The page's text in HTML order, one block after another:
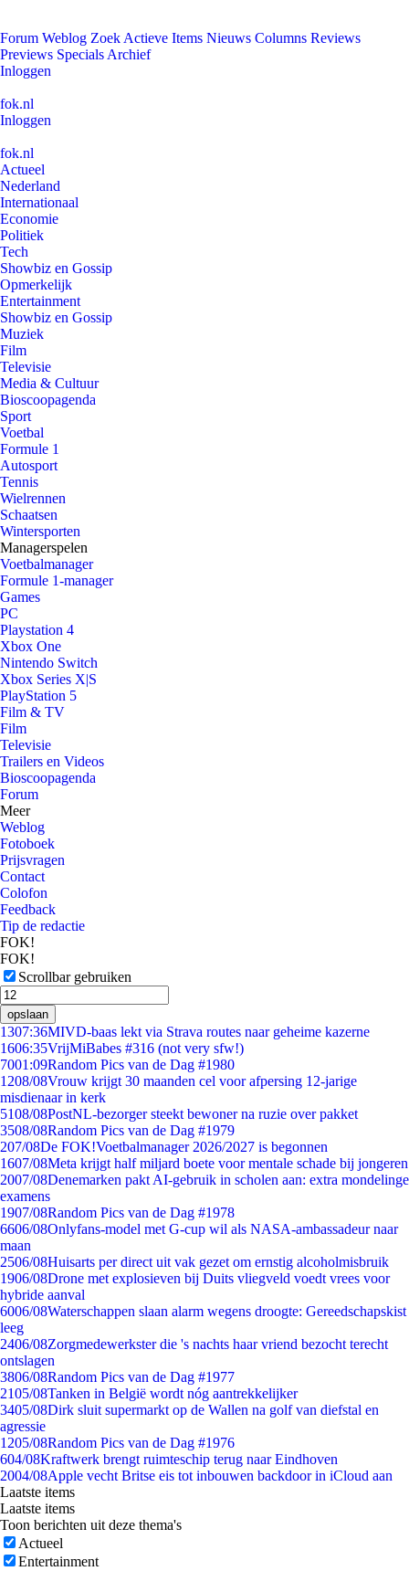
Forum Weblog Zoek Actieve Items Nieuws Columns Reviews
Previews Specials Archief
Inloggen
fok.nl
Inloggen
fok.nl
Actueel
Nederland
Internationaal
Economie
Politiek
Tech
Showbiz en Gossip
Opmerkelijk
Entertainment
Showbiz en Gossip
Muziek
Film
Televisie
Media & Cultuur
Bioscoopagenda
Sport
Voetbal
Formule 1
Autosport
Tennis
Wielrennen
Schaatsen
Wintersporten
Managerspelen
Voetbalmanager
Formule 1-manager
Games
PC
Playstation 4
Xbox One
Nintendo Switch
Xbox Series X|S
PlayStation 5
Film & TV
Film
Televisie
Trailers en Videos
Bioscoopagenda
Forum
Meer
Weblog
Fotoboek
Prijsvragen
Contact
Colofon
Feedback
Tip de redactie
FOK!
FOK!
Scrollbar gebruiken
opslaan
1307:36MIVD-baas lekt via Strava routes naar geheime kazerne
1606:35VrijMiBabes #316 (not very sfw!)
7001:09Random Pics van de Dag #1980
1208/08Vrouw krijgt 30 maanden cel voor afpersing 12-jarige
misdienaar in kerk
5108/08PostNL-bezorger steekt bewoner na ruzie over pakket
3508/08Random Pics van de Dag #1979
207/08De FOK!Voetbalmanager 2026/2027 is begonnen
1607/08Meta krijgt half miljard boete voor mentale schade bij jongeren
2007/08Denemarken pakt AI-gebruik in scholen aan: extra mondelinge
examens
1907/08Random Pics van de Dag #1978
6606/08Onlyfans-model met G-cup wil als NASA-ambassadeur naar
maan
2506/08Huisarts per direct uit vak gezet om ernstig alcoholmisbruik
1906/08Drone met explosieven bij Duits vliegveld voedt vrees voor
hybride aanval
6006/08Waterschappen slaan alarm wegens droogte: Gereedschapskist
leeg
2406/08Zorgmedewerkster die 's nachts haar vriend bezocht terecht
ontslagen
3806/08Random Pics van de Dag #1977
2105/08Tanken in België wordt nóg aantrekkelijker
3405/08Dirk sluit supermarkt op de Wallen na golf van diefstal en
agressie
1205/08Random Pics van de Dag #1976
604/08Kraftwerk brengt ruimteschip terug naar Eindhoven
2004/08Apple vecht Britse eis tot inbouwen backdoor in iCloud aan
Laatste items
Laatste items
Toon berichten uit deze thema's
Actueel
Entertainment